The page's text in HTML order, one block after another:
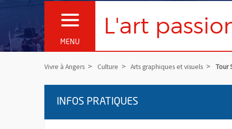
MENU
OUVRIR LE MENU L'art
Vivre à Angers Culture Arts graphiques et visuels Tour
INFOS PRATIQUES